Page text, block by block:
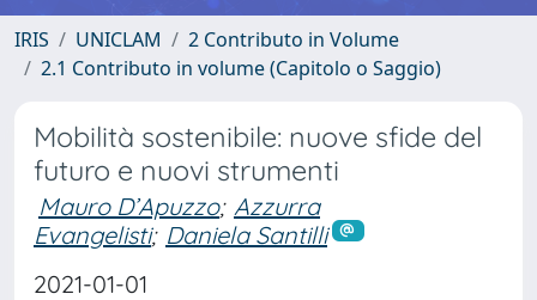
IRIS UNICLAM
2 Contributo in Volume
2.1 Contributo in volume (Capitolo o Saggio)
Mobilità sostenibile: nuove sfide del
futuro e nuovi strumenti
Mauro D’Apuzzo; Azzurra
Evangelisti; Daniela Santilli
2021-01-01